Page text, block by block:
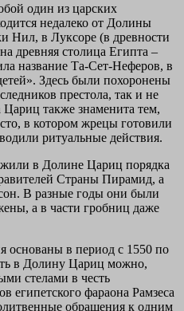
один из царских
недалеко от Долины
Нил, в Луксоре (в древности
древняя столица Египта –
название Та-Сет-Неферов, в
Здесь были похоронены
престола, так и не
также знаменита тем,
в котором жрецы готовили
ритуальные действия.
в Долине Цариц порядка
Страны Пирамид, а
В разные годы они были
а в части гробниц даже
основаны в период с 1550 по
в Долину Цариц можно,
стелами в честь
египетского фараона Рамзеса
обращения к одним